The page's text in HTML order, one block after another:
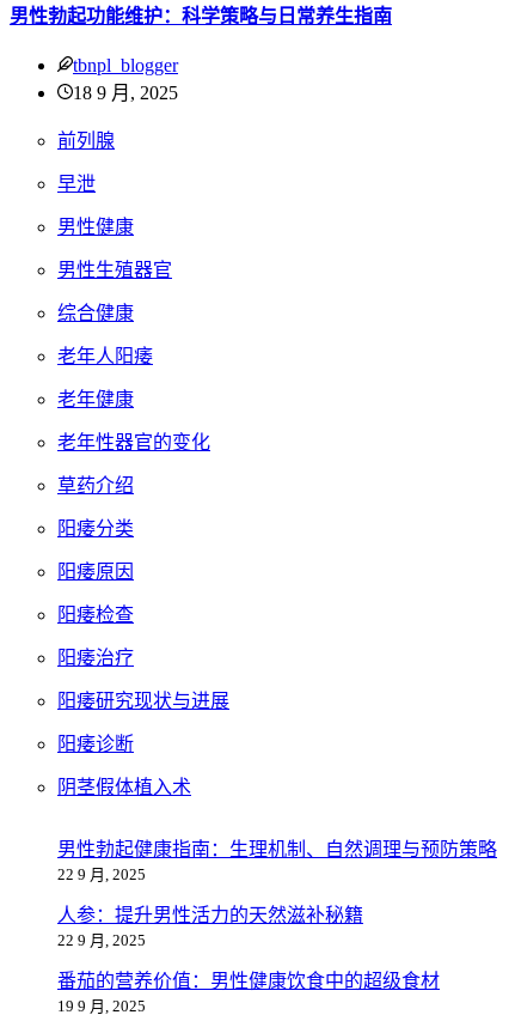
男性勃起功能维护：科学策略与日常养生指南
tbnpl_blogger
18 9 月, 2025
前列腺
早泄
男性健康
男性生殖器官
综合健康
老年人阳痿
老年健康
老年性器官的变化
草药介绍
阳痿分类
阳痿原因
阳痿检查
阳痿治疗
阳痿研究现状与进展
阳痿诊断
阴茎假体植入术
男性勃起健康指南：生理机制、自然调理与预防策略
22 9 月, 2025
人参：提升男性活力的天然滋补秘籍
22 9 月, 2025
番茄的营养价值：男性健康饮食中的超级食材
19 9 月, 2025